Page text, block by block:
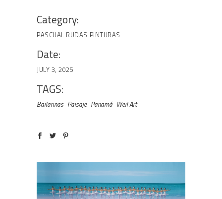
Category:
PASCUAL RUDAS PINTURAS
Date:
JULY 3, 2025
TAGS:
Bailarinas Paisaje Panamá Weil Art